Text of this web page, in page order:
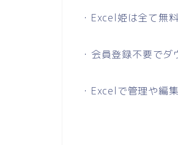
・Excel姫は全て無
・会員登録不要で
・Excelで管理や編